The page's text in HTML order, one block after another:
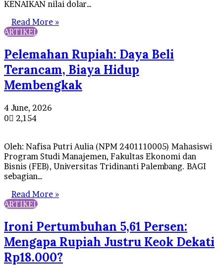
KENAIKAN nilai dolar…
Read More »
ARTIKEL
Pelemahan Rupiah: Daya Beli
Terancam, Biaya Hidup
Membengkak
4 June, 2026
0
2,154
Oleh: Nafisa Putri Aulia (NPM 2401110005) Mahasiswi
Program Studi Manajemen, Fakultas Ekonomi dan
Bisnis (FEB), Universitas Tridinanti Palembang. BAGI
sebagian…
Read More »
ARTIKEL
Ironi Pertumbuhan 5,61 Persen:
Mengapa Rupiah Justru Keok Dekati
Rp18.000?